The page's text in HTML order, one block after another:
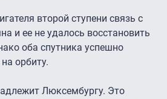
второй ступени связь с
и ее не удалось восстановить
оба спутника успешно
орбиту.
Люксембургу. Это